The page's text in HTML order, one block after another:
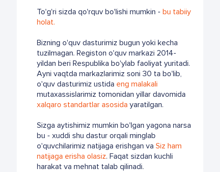
To'g'ri sizda qo'rquv bo'lishi mumkin - bu tabiiy
holat.
Bizning o'quv dasturimiz bugun yoki kecha
tuzilmagan. Registon o'quv markazi 2014-
yildan beri Respublika bo'ylab faoliyat yuritadi.
Ayni vaqtda markazlarimiz soni 30 ta bo'lib,
o'quv dasturimiz ustida eng malakali
mutaxassislarimiz tomonidan yillar davomida
xalqaro standartlar asosida yaratilgan.
Sizga aytishimiz mumkin bo'lgan yagona narsa
bu - xuddi shu dastur orqali minglab
o'quvchilarimiz natijaga erishgan va Siz ham
natijaga erisha olasiz. Faqat sizdan kuchli
harakat va mehnat talab qilinadi.